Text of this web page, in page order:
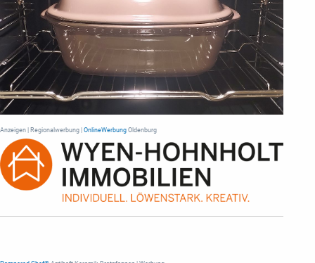
Anzeigen | Regionalwerbung | OnlineWerbung Oldenburg